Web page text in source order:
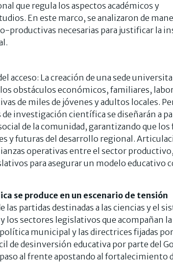
que regula los aspectos académicos y
En este marco, se analizaron de
necesarias para justificar la
acceso: La creación de una sede
obstáculos económicos, familiares,
de miles de jóvenes y adultos locales.
investigación científica se diseñarán a
de la comunidad, garantizando que
y futuras del desarrollo regional.
operativas entre el sector
para asegurar un modelo educativo
se produce en un escenario de tensión
partidas destinadas a las ciencias y el
sectores legislativos que acompañan la
municipal y las directrices fijadas
de desinversión educativa por parte del
al frente apostando al fortalecimiento